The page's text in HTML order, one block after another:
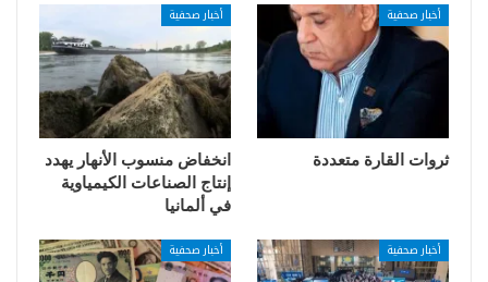
أخبار صحفية
ثروات القارة متعددة
أخبار صحفية
انخفاض منسوب الأنهار يهدد
إنتاج الصناعات الكيمياوية
في ألمانيا
أخبار صحفية أخبار صحفية